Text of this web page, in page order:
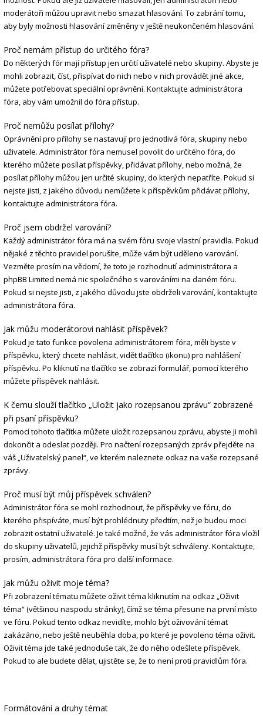
moderátoři můžou upravit nebo smazat hlasování. To zabrání tomu,
aby byly možnosti hlasování změněny v ještě neukončeném hlasování.
Proč nemám přístup do určitého fóra?
Do některých fór mají přístup jen určití uživatelé nebo skupiny. Abyste je
mohli zobrazit, číst, přispívat do nich nebo v nich provádět jiné akce,
můžete potřebovat speciální oprávnění. Kontaktujte administrátora
fóra, aby vám umožnil do fóra přístup.
Proč nemůžu posílat přílohy?
Oprávnění pro přílohy se nastavují pro jednotlivá fóra, skupiny nebo
uživatele. Administrátor fóra nemusel povolit do určitého fóra, do
kterého můžete posílat příspěvky, přidávat přílohy, nebo možná, že
posílat přílohy můžou jen určité skupiny, do kterých nepatříte. Pokud si
nejste jisti, z jakého důvodu nemůžete k příspěvkům přidávat přílohy,
kontaktujte administrátora fóra.
Proč jsem obdržel varování?
Každý administrátor fóra má na svém fóru svoje vlastní pravidla. Pokud
nějaké z těchto pravidel porušíte, může vám být uděleno varování.
Vezměte prosím na vědomí, že toto je rozhodnutí administrátora a
phpBB Limited nemá nic společného s varováními na daném fóru.
Pokud si nejste jisti, z jakého důvodu jste obdrželi varování, kontaktujte
administrátora fóra.
Jak můžu moderátorovi nahlásit příspěvek?
Pokud je tato funkce povolena administrátorem fóra, měli byste v
příspěvku, který chcete nahlásit, vidět tlačítko (ikonu) pro nahlášení
příspěvku. Po kliknutí na tlačítko se zobrazí formulář, pomocí kterého
můžete příspěvek nahlásit.
K čemu slouží tlačítko „Uložit jako rozepsanou zprávu“ zobrazené
při psaní příspěvku?
Pomocí tohoto tlačítka můžete uložit rozepsanou zprávu, abyste ji mohli
dokončit a odeslat později. Pro načtení rozepsaných zpráv přejděte na
váš „Uživatelský panel“, ve kterém naleznete odkaz na vaše rozepsané
zprávy.
Proč musí být můj příspěvek schválen?
Administrátor fóra se mohl rozhodnout, že příspěvky ve fóru, do
kterého přispíváte, musí být prohlédnuty předtím, než je budou moci
zobrazit ostatní uživatelé. Je také možné, že vás administrátor fóra vložil
do skupiny uživatelů, jejichž příspěvky musí být schváleny. Kontaktujte,
prosím, administrátora fóra pro další informace.
Jak můžu oživit moje téma?
Při zobrazení tématu můžete oživit téma kliknutím na odkaz „Oživit
téma“ (většinou naspodu stránky), čímž se téma přesune na první místo
ve fóru. Pokud tento odkaz nevidíte, mohlo být oživování témat
zakázáno, nebo ještě neuběhla doba, po které je povoleno téma oživit.
Oživit téma jde také jednoduše tak, že do něho odešlete příspěvek.
Pokud to ale budete dělat, ujistěte se, že to není proti pravidlům fóra.
Formátování a druhy témat